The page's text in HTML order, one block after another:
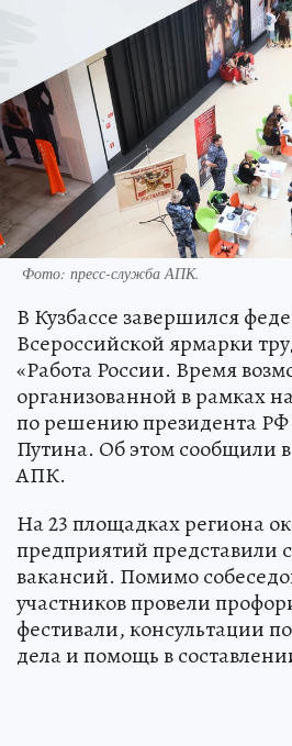
Фото: пресс-служба АПК.
В Кузбассе завершился
Всероссийской ярмарки
«Работа России. Время
организованной в рамках
по решению президента
Путина. Об этом сообщили
АПК.
На 23 площадках региона
предприятий представили
вакансий. Помимо
участников провели
фестивали, консультации
дела и помощь в